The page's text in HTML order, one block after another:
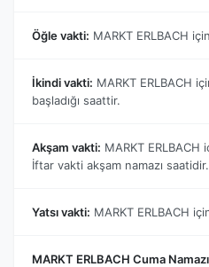
Öğle vakti: MARKT ERLBACH
İkindi vakti: MARKT ERLBACH
başladığı saattir.
Akşam vakti: MARKT ERLBACH
İftar vakti akşam namazı saatidir.
Yatsı vakti: MARKT ERLBACH
MARKT ERLBACH Cuma